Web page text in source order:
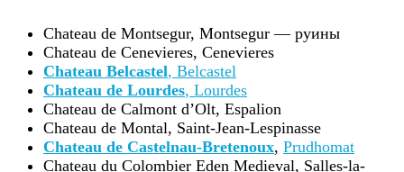
Chateau de Montsegur, Montsegur — руины
Chateau de Cenevieres, Cenevieres
Chateau Belcastel, Belcastel
Chateau de Lourdes, Lourdes
Chateau de Calmont d’Olt, Espalion
Chateau de Montal, Saint-Jean-Lespinasse
Chateau de Castelnau-Bretenoux, Prudhomat
Chateau du Colombier Eden Medieval, Salles-la-